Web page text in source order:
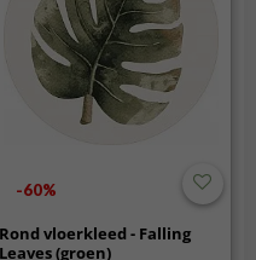
-60%
Rond vloerkleed - Falling
Leaves (groen)